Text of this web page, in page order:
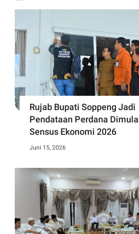
Rujab Bupati Soppeng Jadi
Pendataan Perdana
Sensus Ekonomi 2026
Juni 15, 2026